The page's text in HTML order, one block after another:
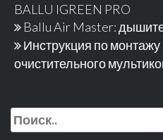
BALLU IGREEN PRO
Ballu Air Master:
Инструкция по монтажу
очистительного